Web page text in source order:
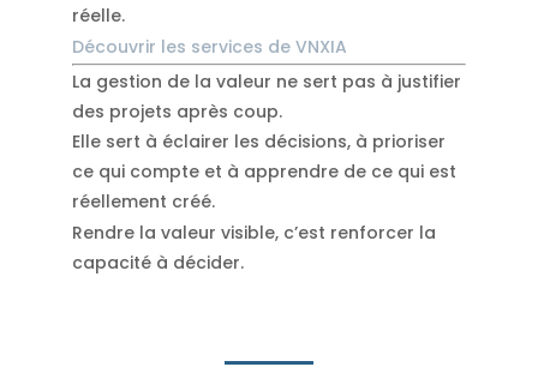
réelle.
Découvrir les services de VNXIA
La gestion de la valeur ne sert pas à justifier
des projets après coup.
Elle sert à éclairer les décisions, à prioriser
ce qui compte et à apprendre de ce qui est
réellement créé.
Rendre la valeur visible, c’est renforcer la
capacité à décider.